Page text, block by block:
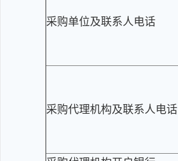
采购单位及联系人电话
采购代理机构及联系人电话